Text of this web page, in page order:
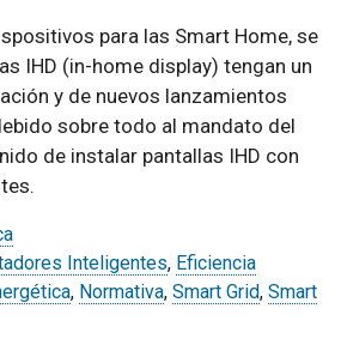
para las Smart Home, se
IHD (in-home display) tengan un
y de nuevos lanzamientos
sobre todo al mandato del
de instalar pantallas IHD con
Inteligentes, Eficiencia
, Normativa, Smart Grid, Smart